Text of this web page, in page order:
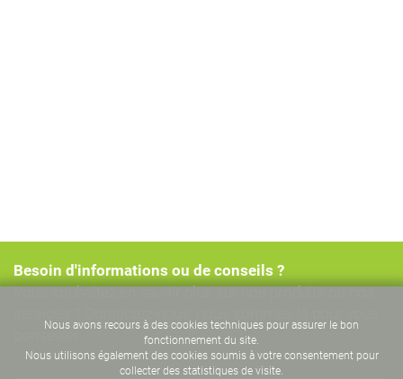
Besoin d'informations ou de conseils ?
Vous souhaitez en savoir plus sur nos produits ou nos
Nous avons recours à des cookies techniques pour assurer le bon
fonctionnement du site.
Nous utilisons également des cookies soumis à votre consentement pour
collecter des statistiques de visite.